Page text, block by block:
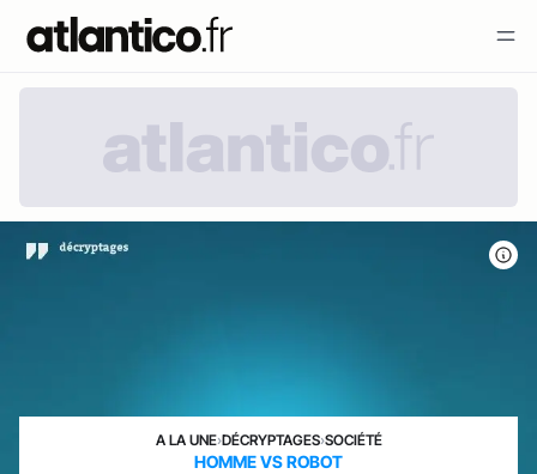
A LA UNE›DÉCRYPTAGES›SOCIÉTÉ
HOMME VS ROBOT